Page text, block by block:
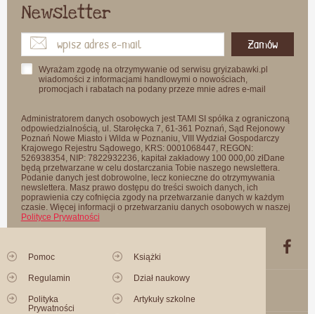
Newsletter
Zamów
Wyrażam zgodę na otrzymywanie od serwisu gryizabawki.pl
wiadomości z informacjami handlowymi o nowościach,
promocjach i rabatach na podany przeze mnie adres e-mail
Administratorem danych osobowych jest TAMI SI spółka z ograniczoną
odpowiedzialnością, ul. Starołęcka 7, 61-361 Poznań, Sąd Rejonowy
Poznań Nowe Miasto i Wilda w Poznaniu, VIII Wydział Gospodarczy
Krajowego Rejestru Sądowego, KRS: 0001068447, REGON:
526938354, NIP: 7822932236, kapitał zakładowy 100 000,00 złDane
będą przetwarzane w celu dostarczania Tobie naszego newslettera.
Podanie danych jest dobrowolne, lecz konieczne do otrzymywania
newslettera. Masz prawo dostępu do treści swoich danych, ich
poprawienia czy cofnięcia zgody na przetwarzanie danych w każdym
czasie. Więcej informacji o przetwarzaniu danych osobowych w naszej
Polityce Prywatności
Pomoc
Regulamin
Polityka
Prywatności
Książki
Dział naukowy
Artykuły szkolne